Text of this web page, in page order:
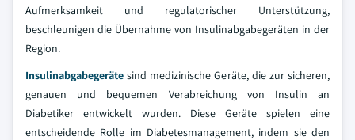
Aufmerksamkeit und regulatorischer Unterstützung,
beschleunigen die Übernahme von Insulinabgabegeräten in der
Region.
Insulinabgabegeräte sind medizinische Geräte, die zur sicheren,
genauen und bequemen Verabreichung von Insulin an
Diabetiker entwickelt wurden. Diese Geräte spielen eine
entscheidende Rolle im Diabetesmanagement, indem sie den